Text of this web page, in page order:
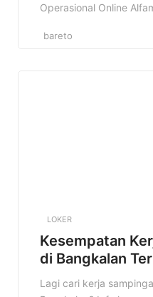
Operasional Online
akan bahas tuntas
bareto
LOKER
Kesempatan
di Bangkalan
Lagi cari kerja